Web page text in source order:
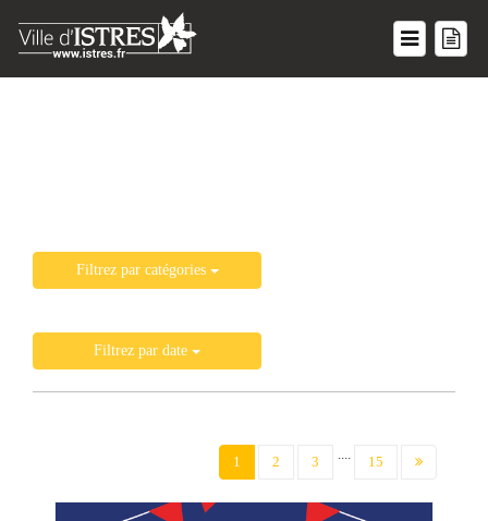
Filtrez par catégories
Filtrez par date
1 (current)
2 3 .... 15